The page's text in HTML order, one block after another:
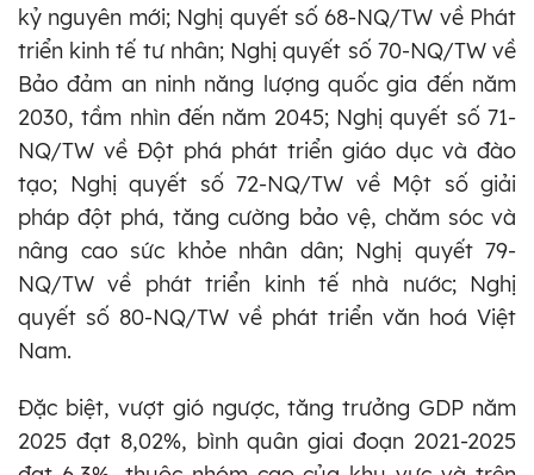
kỷ nguyên mới; Nghị quyết số 68-NQ/TW về Phát
triển kinh tế tư nhân; Nghị quyết số 70-NQ/TW về
Bảo đảm an ninh năng lượng quốc gia đến năm
2030, tầm nhìn đến năm 2045; Nghị quyết số 71-
NQ/TW về Đột phá phát triển giáo dục và đào
tạo; Nghị quyết số 72-NQ/TW về Một số giải
pháp đột phá, tăng cường bảo vệ, chăm sóc và
nâng cao sức khỏe nhân dân; Nghị quyết 79-
NQ/TW về phát triển kinh tế nhà nước; Nghị
quyết số 80-NQ/TW về phát triển văn hoá Việt
Nam.
Đặc biệt, vượt gió ngược, tăng trưởng GDP năm
2025 đạt 8,02%, bình quân giai đoạn 2021-2025